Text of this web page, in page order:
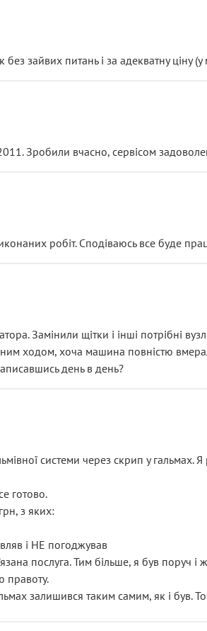
зайвих питань і за адекватну ціну
Зробили вчасно, сервісом
робіт. Сподіваюсь все буде
Замінили щітки і інші потрібні
ходом, хоча машина повністю
день в день?
системи через скрип у
готово.
з яких:
і НЕ погоджував
послуга. Тим більше, я був поруч
правоту.
залишився таким самим, як і був.